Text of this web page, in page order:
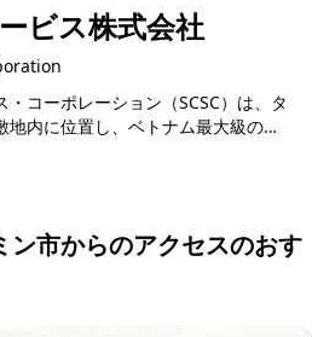
ビス株式会社
コーポレーション（SCSC）は、タ
地内に位置し、ベトナム最大級の規
営会社です。当社は、世界的な航
ン市からのアクセスのおす